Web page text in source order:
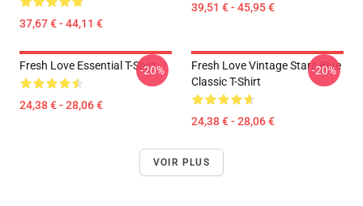
37,67 € - 44,11 €
39,51 € - 45,95 €
Fresh Love Essential T-Shirt
24,38 € - 28,06 €
-20%
Fresh Love Vintage Stars Blue
Classic T-Shirt
24,38 € - 28,06 €
-20%
VOIR PLUS